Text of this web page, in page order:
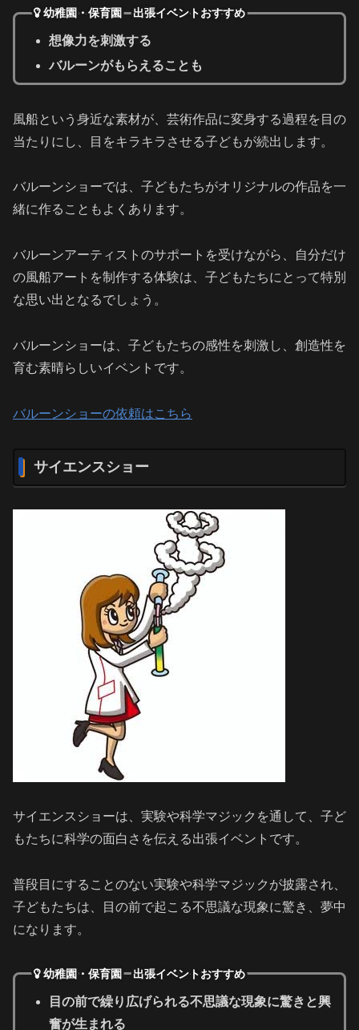
幼稚園・保育園 出張イベントおすすめ
想像力を刺激する
バルーンがもらえることも
風船という身近な素材が、芸術作品に変身する過程を目の
当たりにし、目をキラキラさせる子どもが続出します。
バルーンショーでは、子どもたちがオリジナルの作品を一
緒に作ることもよくあります。
バルーンアーティストのサポートを受けながら、自分だけ
の風船アートを制作する体験は、子どもたちにとって特別
な思い出となるでしょう。
バルーンショーは、子どもたちの感性を刺激し、創造性を
育む素晴らしいイベントです。
バルーンショーの依頼はこちら
サイエンスショー
サイエンスショーは、実験や科学マジックを通して、子ど
もたちに科学の面白さを伝える出張イベントです。
普段目にすることのない実験や科学マジックが披露され、
子どもたちは、目の前で起こる不思議な現象に驚き、夢中
になります。
幼稚園・保育園 出張イベントおすすめ
目の前で繰り広げられる不思議な現象に驚きと興
奮が生まれる